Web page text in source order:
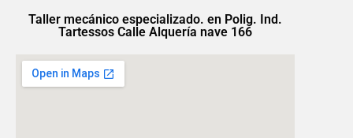
Taller mecánico especializado. en Polig. Ind.
Tartessos Calle Alquería nave 166